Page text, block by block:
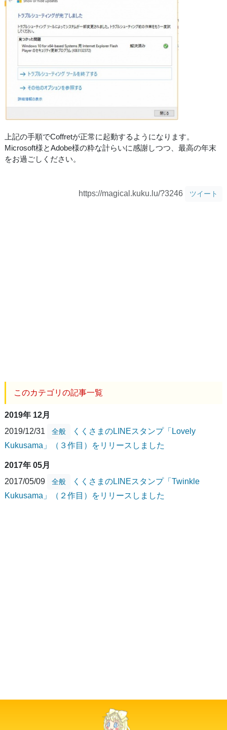
上記の手順でCoffretが正常に起動するようになります。
Microsoft様とAdobe様の粋な計らいに感謝しつつ、最高の年末
をお過ごしください。
https://magical.kuku.lu/?3246 ツイート
このカテゴリの記事一覧
2019年 12月
2019/12/31
全般
くくさまのLINEスタンプ「Lovely
Kukusama」（３作目）をリリースしました
2017年 05月
2017/05/09
全般
くくさまのLINEスタンプ「Twinkle
Kukusama」（２作目）をリリースしました